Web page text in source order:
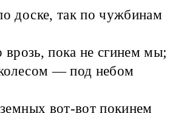
доске, так по чужбинам
врозь, пока не сгинем мы;
— под небом
вот-вот покинем